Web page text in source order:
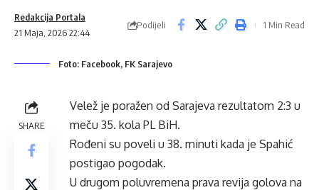
21 Maja, 2026 22:44
Redakcija Portala
Podijeli 1 Min Read
Foto: Facebook, FK Sarajevo
SHARE
Velež je poražen od Sarajeva rezultatom 2:3 u
meču 35. kola PL BiH.
Rođeni su poveli u 38. minuti kada je Spahić
postigao pogodak.
U drugom poluvremena prava revija golova na